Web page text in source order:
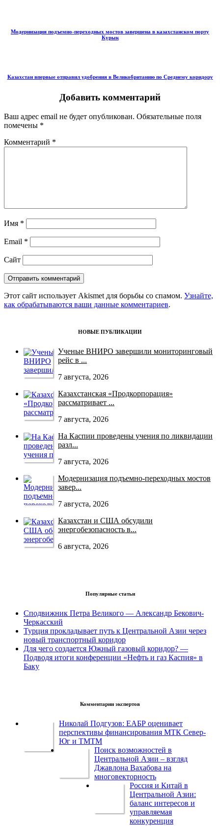
Модернизация подъемно-переходных мостов завершена в казахстанском порту
Курык
Казахстан впервые отправил удобрения в Великобританию по Среднему коридору
Добавить комментарий
Ваш адрес email не будет опубликован. Обязательные поля
помечены *
Комментарий *
Имя *
Email *
Сайт
Этот сайт использует Akismet для борьбы со спамом. Узнайте,
как обрабатываются ваши данные комментариев.
НОВЫЕ ПУБЛИКАЦИИ
Ученые ВНИРО завершили мониторинговый
рейс в ...
7 августа, 2026
Казахстанская «Продкорпорация»
рассматривает ...
7 августа, 2026
На Каспии проведены учения по ликвидации
разл...
7 августа, 2026
Модернизация подъемно-переходных мостов
завер...
7 августа, 2026
Казахстан и США обсудили
энергобезопасность в...
6 августа, 2026
Популярные статьи
Сподвижник Петра Великого — Александр Бекович-
Черкасский
Турция прокладывает путь к Центральной Азии через
новый транспортный коридор
Для чего создается Южный газовый коридор? —
Подводя итоги конференции «Нефть и газ Каспия» в
Баку
Комментарии экспертов
Николай Подгузов: ЕАБР оценивает
перспективы финансирования МТК Север-
Юг и ТМТМ
Поиск возможностей в
Центральной Азии – взгляд
Джавлона Вахабова на
многовекторность
Россия и Китай в
Центральной Азии:
баланс интересов и
управляемая
конкуренция